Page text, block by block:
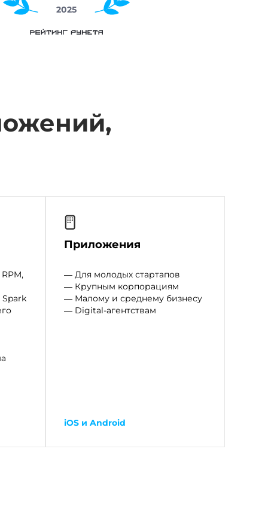
Приложения
— Для молодых стартапов
— Крупным корпорациям
— Малому и среднему бизнесу
— Digital-агентствам
iOS и Android